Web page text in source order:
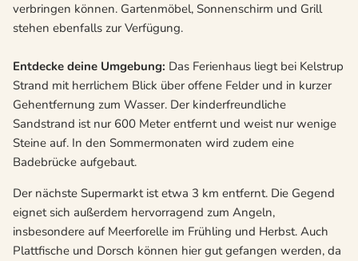
verbringen können. Gartenmöbel, Sonnenschirm und Grill
stehen ebenfalls zur Verfügung.
Entdecke deine Umgebung: Das Ferienhaus liegt bei Kelstrup
Strand mit herrlichem Blick über offene Felder und in kurzer
Gehentfernung zum Wasser. Der kinderfreundliche
Sandstrand ist nur 600 Meter entfernt und weist nur wenige
Steine auf. In den Sommermonaten wird zudem eine
Badebrücke aufgebaut.
Der nächste Supermarkt ist etwa 3 km entfernt. Die Gegend
eignet sich außerdem hervorragend zum Angeln,
insbesondere auf Meerforelle im Frühling und Herbst. Auch
Plattfische und Dorsch können hier gut gefangen werden, da